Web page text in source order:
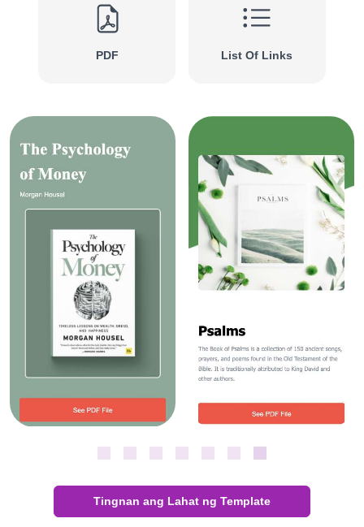
PDF List Of Links
Tingnan ang Lahat ng Template